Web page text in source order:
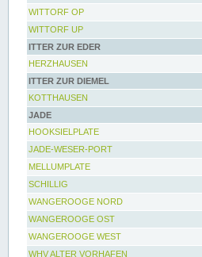
WITTORF OP
WITTORF UP
ITTER ZUR EDER
HERZHAUSEN
ITTER ZUR DIEMEL
KOTTHAUSEN
JADE
HOOKSIELPLATE
JADE-WESER-PORT
MELLUMPLATE
SCHILLIG
WANGEROOGE NORD
WANGEROOGE OST
WANGEROOGE WEST
WHV ALTER VORHAFEN